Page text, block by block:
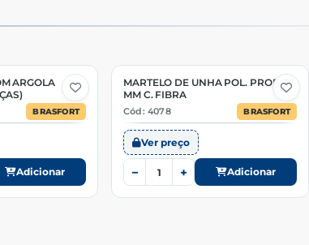
ARGOLA
BRASFORT
Adicionar
MARTELO DE UNHA POL. PROF. 27
MM C. FIBRA
Cód: 4078 BRASFORT
Ver preço
− + Adicionar